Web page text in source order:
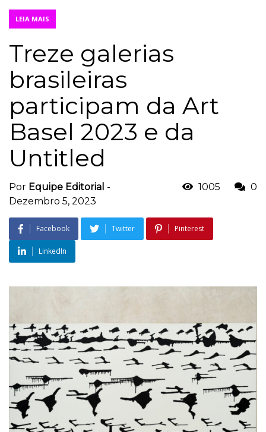
LEIA MAIS
Treze galerias
brasileiras
participam da Art
Basel 2023 e da
Untitled
Por Equipe Editorial -
Dezembro 5, 2023
1005 0
Facebook Twitter Pinterest
LinkedIn